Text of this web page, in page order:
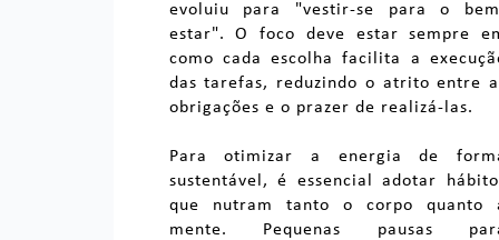
evoluiu para "vestir-se para o
estar". O foco deve estar sempre
como cada escolha facilita a
das tarefas, reduzindo o atrito entre
obrigações e o prazer de realizá-las.
Para otimizar a energia de
sustentável, é essencial adotar
que nutram tanto o corpo quanto
mente. Pequenas pausas